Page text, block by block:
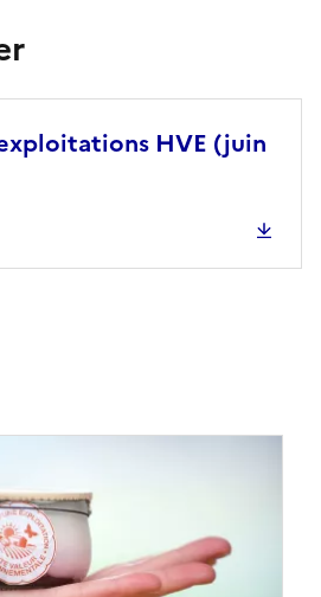
HVE (juin